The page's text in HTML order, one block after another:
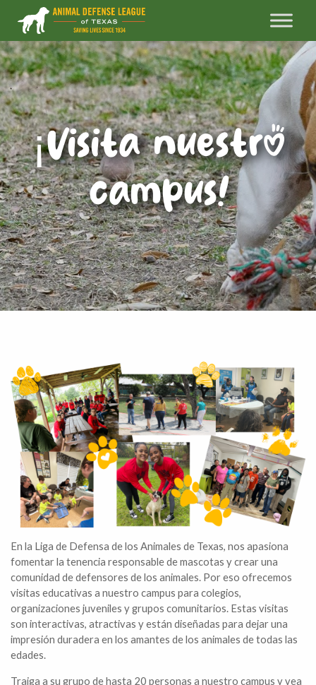
¡Visita nuestro
campus!
En la Liga de Defensa de los Animales de Texas, nos apasiona
fomentar la tenencia responsable de mascotas y crear una
comunidad de defensores de los animales. Por eso ofrecemos
visitas educativas a nuestro campus para colegios,
organizaciones juveniles y grupos comunitarios. Estas visitas
son interactivas, atractivas y están diseñadas para dejar una
impresión duradera en los amantes de los animales de todas las
edades.
Traiga a su grupo de hasta 20 personas a nuestro campus y vea